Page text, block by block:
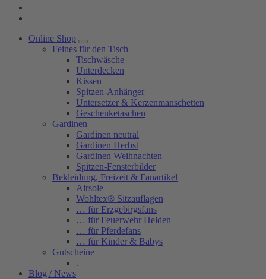
Online Shop
Feines für den Tisch
Tischwäsche
Unterdecken
Kissen
Spitzen-Anhänger
Untersetzer & Kerzenmanschetten
Geschenketaschen
Gardinen
Gardinen neutral
Gardinen Herbst
Gardinen Weihnachten
Spitzen-Fensterbilder
Bekleidung, Freizeit & Fanartikel
Airsole
Wohltex® Sitzauflagen
… für Erzgebirgsfans
… für Feuerwehr Helden
… für Pferdefans
… für Kinder & Babys
Gutscheine
.
Blog / News